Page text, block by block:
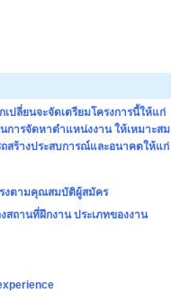
ปลี่ยนจะจัดเตรียมโครงการนี้ให้แก่
การจัดหาตำแหน่งงาน ให้เหมาะสม
สร้างประสบการณ์และอนาคตให้แก่
รงตามคุณสมบัติผู้สมัคร
สถานที่ฝึกงาน ประเภทของงาน